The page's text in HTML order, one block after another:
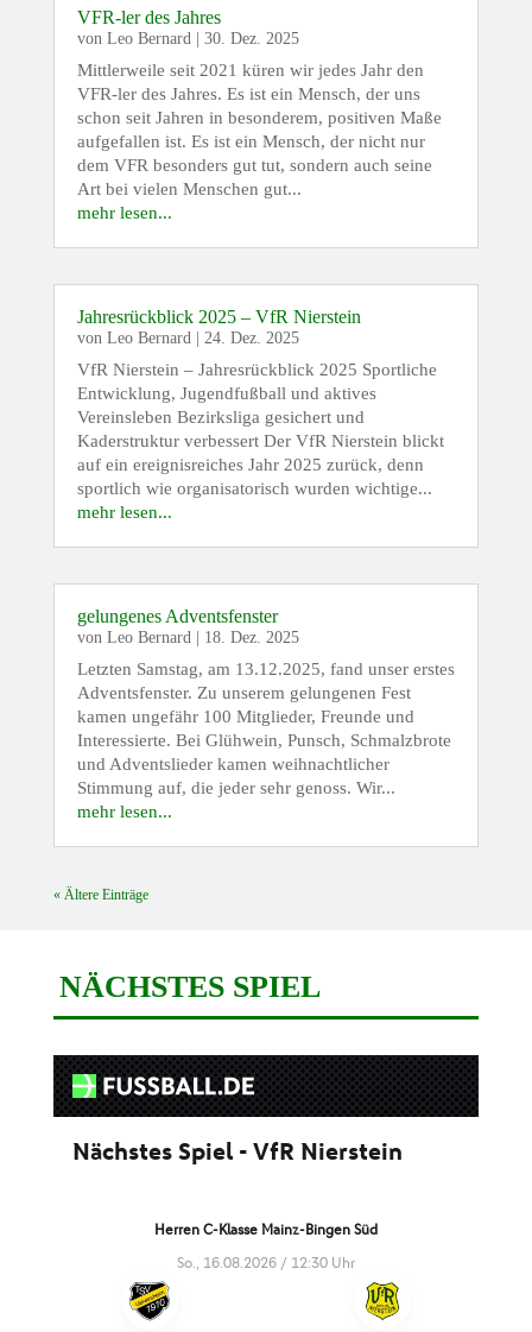
VFR-ler des Jahres
von Leo Bernard| 30. Dez. 2025
Mittlerweile seit 2021 küren wir jedes Jahr den
VFR-ler des Jahres. Es ist ein Mensch, der uns
schon seit Jahren in besonderem, positiven Maße
aufgefallen ist. Es ist ein Mensch, der nicht nur
dem VFR besonders gut tut, sondern auch seine
Art bei vielen Menschen gut...
mehr lesen...
Jahresrückblick 2025 – VfR Nierstein
von Leo Bernard| 24. Dez. 2025
VfR Nierstein – Jahresrückblick 2025 Sportliche
Entwicklung, Jugendfußball und aktives
Vereinsleben Bezirksliga gesichert und
Kaderstruktur verbessert Der VfR Nierstein blickt
auf ein ereignisreiches Jahr 2025 zurück, denn
sportlich wie organisatorisch wurden wichtige...
mehr lesen...
gelungenes Adventsfenster
von Leo Bernard| 18. Dez. 2025
Letzten Samstag, am 13.12.2025, fand unser erstes
Adventsfenster. Zu unserem gelungenen Fest
kamen ungefähr 100 Mitglieder, Freunde und
Interessierte. Bei Glühwein, Punsch, Schmalzbrote
und Adventslieder kamen weihnachtlicher
Stimmung auf, die jeder sehr genoss. Wir...
mehr lesen...
« Ältere Einträge
NÄCHSTES SPIEL